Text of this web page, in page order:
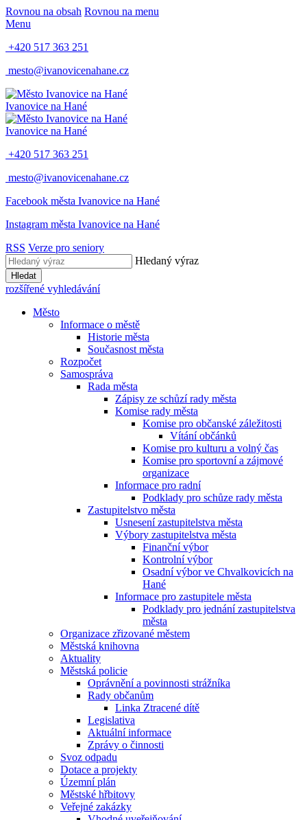
Rovnou na obsah Rovnou na menu
Menu
+420 517 363 251
mesto@ivanovicenahane.cz
Ivanovice na Hané
Ivanovice na Hané
+420 517 363 251
mesto@ivanovicenahane.cz
Facebook města Ivanovice na Hané
Instagram města Ivanovice na Hané
RSS Verze pro seniory
Hledaný výraz
Hledat
rozšířené vyhledávání
Město
Informace o městě
Historie města
Současnost města
Rozpočet
Samospráva
Rada města
Zápisy ze schůzí rady města
Komise rady města
Komise pro občanské záležitosti
Vítání občánků
Komise pro kulturu a volný čas
Komise pro sportovní a zájmové
organizace
Informace pro radní
Podklady pro schůze rady města
Zastupitelstvo města
Usnesení zastupitelstva města
Výbory zastupitelstva města
Finanční výbor
Kontrolní výbor
Osadní výbor ve Chvalkovicích na
Hané
Informace pro zastupitele města
Podklady pro jednání zastupitelstva
města
Organizace zřizované městem
Městská knihovna
Aktuality
Městská policie
Oprávnění a povinnosti strážníka
Rady občanům
Linka Ztracené dítě
Legislativa
Aktuální informace
Zprávy o činnosti
Svoz odpadu
Dotace a projekty
Územní plán
Městské hřbitovy
Veřejné zakázky